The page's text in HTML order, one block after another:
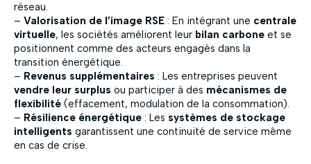
réseau.
– Valorisation de l’image RSE : En intégrant une centrale
virtuelle, les sociétés améliorent leur bilan carbone et se
positionnent comme des acteurs engagés dans la
transition énergétique.
– Revenus supplémentaires : Les entreprises peuvent
vendre leur surplus ou participer à des mécanismes de
flexibilité (effacement, modulation de la consommation).
– Résilience énergétique : Les systèmes de stockage
intelligents garantissent une continuité de service même
en cas de crise.